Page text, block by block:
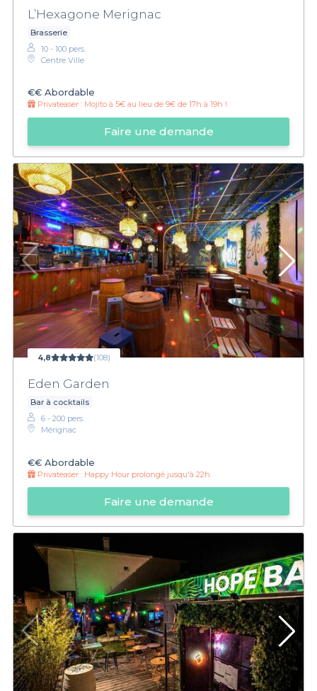
L’Hexagone Merignac
Brasserie
10 - 100 pers.
Centre Ville
€€ Abordable
Privateaser : Mojito à 5€ au lieu de 9€ de 17h à 19h !
Faire une demande
4,8 (108)
Eden Garden
Bar à cocktails
6 - 200 pers.
Mérignac
€€ Abordable
Privateaser : Happy Hour prolongé jusqu'à 22h
Faire une demande